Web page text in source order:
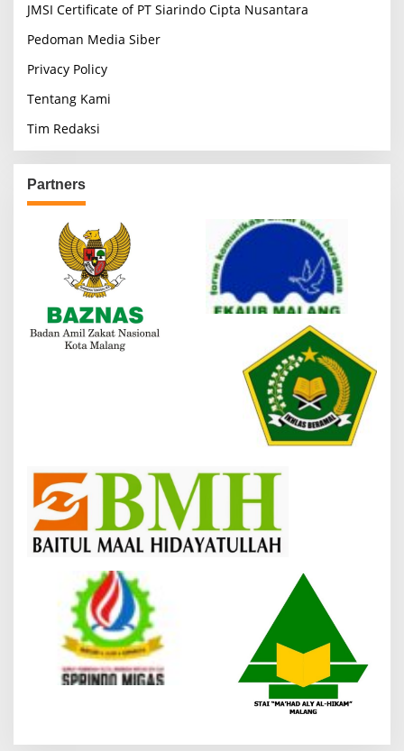
JMSI Certificate of PT Siarindo Cipta Nusantara
Pedoman Media Siber
Privacy Policy
Tentang Kami
Tim Redaksi
Partners